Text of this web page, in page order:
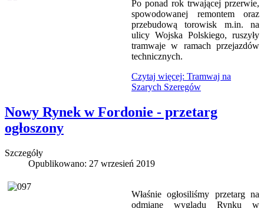
Po ponad rok trwającej przerwie,
spowodowanej remontem oraz
przebudową torowisk m.in. na
ulicy Wojska Polskiego, ruszyły
tramwaje w ramach przejazdów
technicznych.
Czytaj więcej: Tramwaj na
Szarych Szeregów
Nowy Rynek w Fordonie - przetarg
ogłoszony
Szczegóły
Opublikowano: 27 wrzesień 2019
Właśnie ogłosiliśmy przetarg na
odmianę wyglądu Rynku w